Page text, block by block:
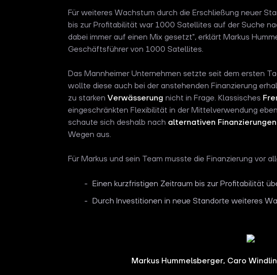
Für weiteres Wachstum durch die Erschließung neuer
bis zur Profitabilität war 1000 Satellites auf der Suche
dabei immer auf einen Mix gesetzt", erklärt Markus
Geschäftsführer von 1000 Satellites.
Das Mannheimer Unternehmen setzte seit dem ersten
wollte diese auch bei der anstehenden Finanzierung
zu starkenVerwässerung nicht in Frage. Klassisches
eingeschränkten Flexibilität in der Mittelverwendung
schaute sich deshalb nach alternativen Finanzierungen
Wegen aus.
Für Markus und sein Team musste die Finanzierung vor
Einen kurzfristigen Zeitraum bis zur Profitabilität
Durch Investitionen in neue Standorte weiteres
Markus Hummelsberger, Caro